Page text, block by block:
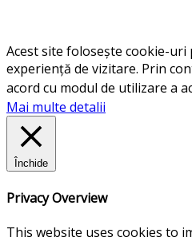
Acest site folosește cookie-
experiență de vizitare. Prin
acord cu modul de utilizare a
Mai multe detalii
Închide
Privacy Overview
This website uses cookies to